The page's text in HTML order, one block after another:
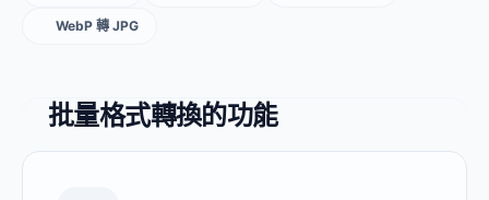
WebP 轉 JPG
批量格式轉換的功能